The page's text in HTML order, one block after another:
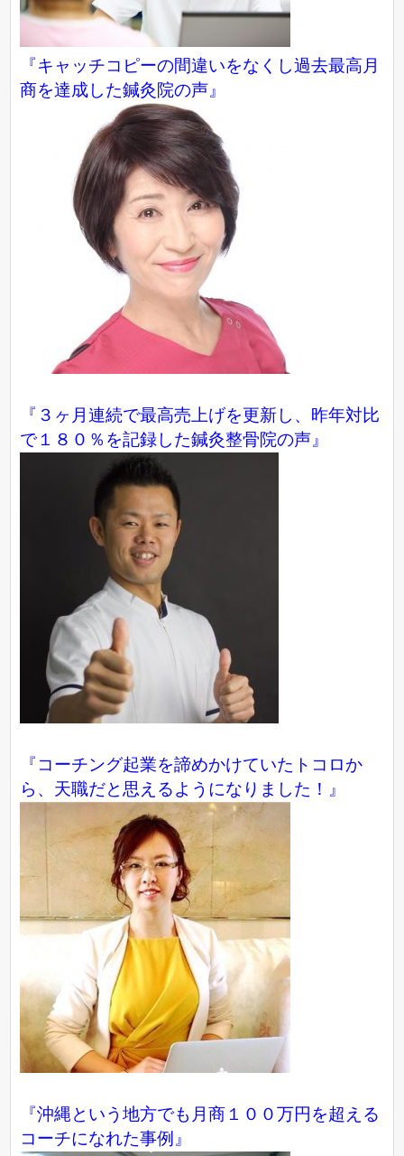
『キャッチコピーの間違いをなくし過去最高月
商を達成した鍼灸院の声』
『３ヶ月連続で最高売上げを更新し、昨年対比
で１８０％を記録した鍼灸整骨院の声』
『コーチング起業を諦めかけていたトコロか
ら、天職だと思えるようになりました！』
『沖縄という地方でも月商１００万円を超える
コーチになれた事例』